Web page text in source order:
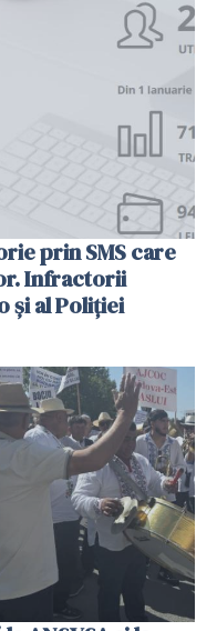
prin SMS care
Infractorii
și al Poliției